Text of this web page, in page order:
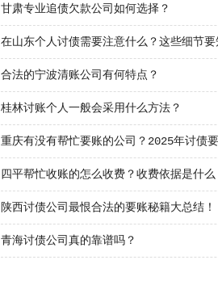
甘肃专业追债欠款公司如何选择？
在山东个人讨债需要注意什么？这些细节要
合法的宁波清账公司有何特点？
桂林讨账个人一般会采用什么方法？
重庆有没有帮忙要账的公司？2025年讨债
四平帮忙收账的怎么收费？收费依据是什么
陕西讨债公司最恨合法的要账秘籍大总结！
青海讨债公司真的靠谱吗？